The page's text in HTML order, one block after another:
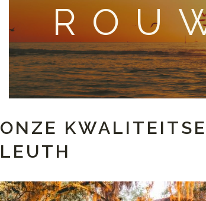
ONZE
LEUTH